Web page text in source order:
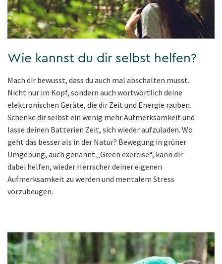
Wie kannst du dir selbst helfen?
Mach dir bewusst, dass du auch mal abschalten musst.
Nicht nur im Kopf, sondern auch wortwörtlich deine
elektronischen Geräte, die dir Zeit und Energie rauben.
Schenke dir selbst ein wenig mehr Aufmerksamkeit und
lasse deinen Batterien Zeit, sich wieder aufzuladen. Wo
geht das besser als in der Natur? Bewegung in grüner
Umgebung, auch genannt „Green exercise“, kann dir
dabei helfen, wieder Herrscher deiner eigenen
Aufmerksamkeit zu werden und mentalem Stress
vorzubeugen.